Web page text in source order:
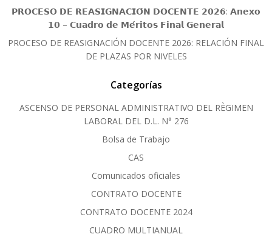
𝗣𝗥𝗢𝗖𝗘𝗦𝗢 𝗗𝗘 𝗥𝗘𝗔𝗦𝗜𝗚𝗡𝗔𝗖𝗜𝗢́𝗡 𝗗𝗢𝗖𝗘𝗡𝗧𝗘 𝟮𝟬𝟮𝟲: 𝗔𝗻𝗲𝘅𝗼
𝟭𝟬 – 𝗖𝘂𝗮𝗱𝗿𝗼 𝗱𝗲 𝗠𝗲́𝗿𝗶𝘁𝗼𝘀 𝗙𝗶𝗻𝗮𝗹 𝗚𝗲𝗻𝗲𝗿𝗮𝗹
PROCESO DE REASIGNACIÓN DOCENTE 2026: RELACIÓN FINAL
DE PLAZAS POR NIVELES
Categorías
ASCENSO DE PERSONAL ADMINISTRATIVO DEL RÈGIMEN
LABORAL DEL D.L. N° 276
Bolsa de Trabajo
CAS
Comunicados oficiales
CONTRATO DOCENTE
CONTRATO DOCENTE 2024
CUADRO MULTIANUAL